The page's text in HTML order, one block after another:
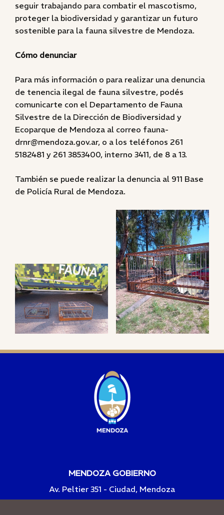
seguir trabajando para combatir el mascotismo,
proteger la biodiversidad y garantizar un futuro
sostenible para la fauna silvestre de Mendoza.
Cómo denunciar
Para más información o para realizar una denuncia
de tenencia ilegal de fauna silvestre, podés
comunicarte con el Departamento de Fauna
Silvestre de la Dirección de Biodiversidad y
Ecoparque de Mendoza al correo fauna-
drnr@mendoza.gov.ar, o a los teléfonos 261
5182481 y 261 3853400, interno 3411, de 8 a 13.
También se puede realizar la denuncia al 911 Base
de Policía Rural de Mendoza.
MENDOZA GOBIERNO
Av. Peltier 351 - Ciudad, Mendoza